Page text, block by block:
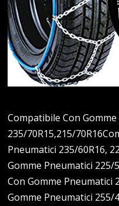
Compatibile Con
235/70R15,215/
Pneumatici 235/60R16,
Gomme Pneumatici 225/
Con Gomme Pneumatici
Gomme Pneumatici 255/